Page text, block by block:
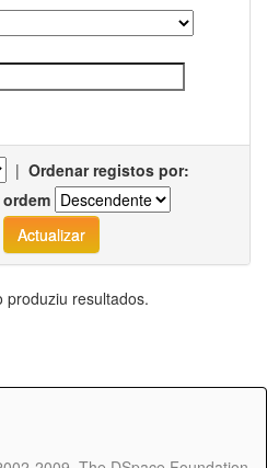
| Ordenar registos por:
ordem
produziu resultados.